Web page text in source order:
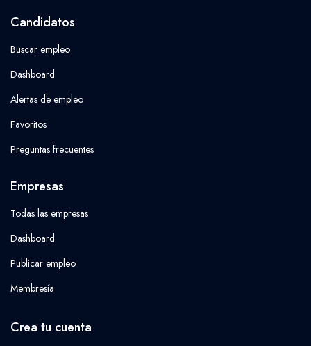
Candidatos
Buscar empleo
Dashboard
Alertas de empleo
Favoritos
Preguntas frecuentes
Empresas
Todas las empresas
Dashboard
Publicar empleo
Membresía
Crea tu cuenta